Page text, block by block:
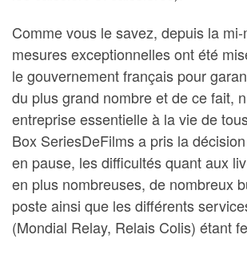
Comme vous le savez, depuis la
mesures exceptionnelles ont été
le gouvernement français pour
du plus grand nombre et de ce fait,
entreprise essentielle à la vie de
Box SeriesDeFilms a pris la
en pause, les difficultés quant aux
en plus nombreuses, de nombreux
poste ainsi que les différents
(Mondial Relay, Relais Colis) étant